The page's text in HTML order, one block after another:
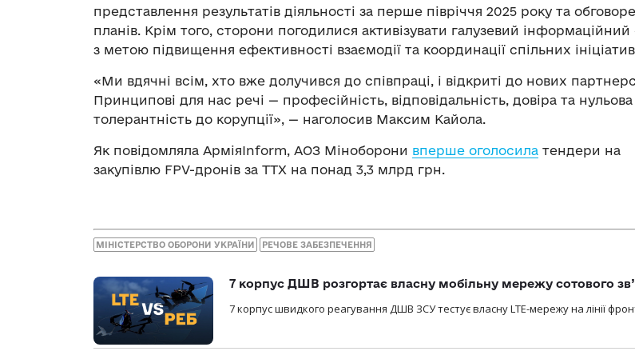
представлення результатів діяльності за перше півріччя 2025 року та
планів. Крім того, сторони погодилися активізувати галузевий інформаційний
з метою підвищення ефективності взаємодії та координації спільних
«Ми вдячні всім, хто вже долучився до співпраці, і відкриті до нових
Принципові для нас речі — професійність, відповідальність, довіра та нульова
толерантність до корупції», — наголосив Максим Кайола.
Як повідомляла АрміяInform, АОЗ Міноборони вперше оголосила тендери на
закупівлю FPV-дронів за ТТХ на понад 3,3 млрд грн.
МІНІСТЕРСТВО ОБОРОНИ УКРАЇНИ РЕЧОВЕ ЗАБЕЗПЕЧЕННЯ
7 корпус ДШВ розгортає власну мобільну мережу сотового
7 корпус швидкого реагування ДШВ ЗСУ тестує власну LTE-мережу на лінії